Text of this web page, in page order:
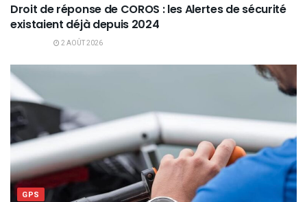
Droit de réponse de COROS : les Alertes de sécurité
existaient déjà depuis 2024
2 AOÛT 2026
GPS